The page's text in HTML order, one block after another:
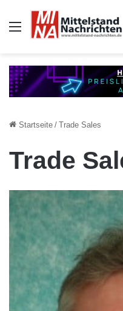
Auswahl
Startseite / Trade Sales
Trade